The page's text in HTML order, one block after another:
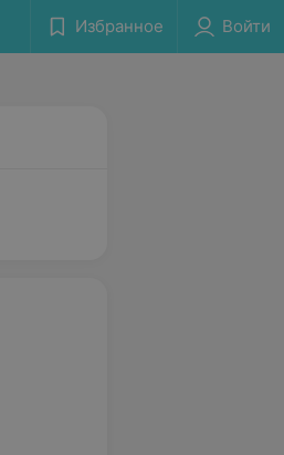
Избранное Войти